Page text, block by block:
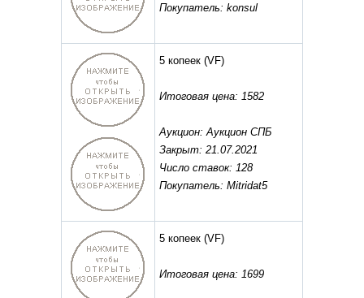
Покупатель: konsul
5 копеек (VF)
Итоговая цена: 1582
Аукцион: Аукцион СПБ
Закрыт: 21.07.2021
Число ставок: 128
Покупатель: Mitridat5
5 копеек (VF)
Итоговая цена: 1699